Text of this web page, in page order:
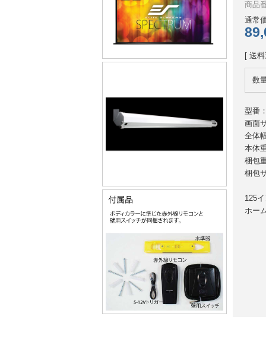
商品
通常
[ 送
数
型番
画面
全体
本
梱包
梱包
125
ホー